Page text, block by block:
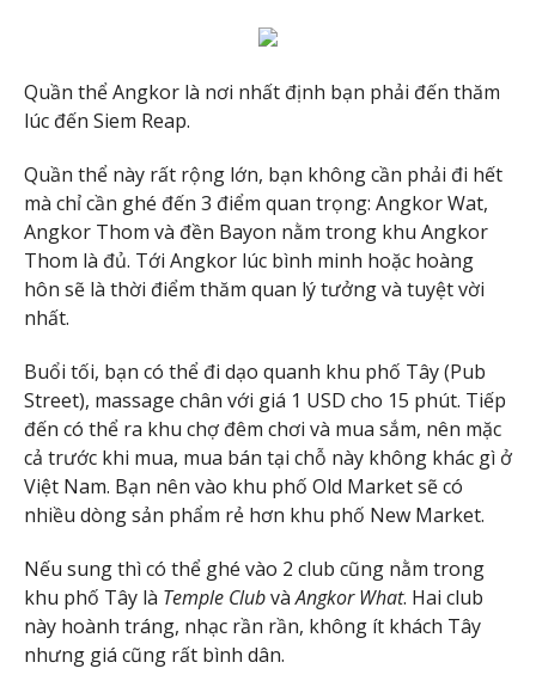
Quần thể Angkor là nơi nhất định bạn phải đến thăm
lúc đến Siem Reap.
Quần thể này rất rộng lớn, bạn không cần phải đi hết
mà chỉ cần ghé đến 3 điểm quan trọng: Angkor Wat,
Angkor Thom và đền Bayon nằm trong khu Angkor
Thom là đủ. Tới Angkor lúc bình minh hoặc hoàng
hôn sẽ là thời điểm thăm quan lý tưởng và tuyệt vời
nhất.
Buổi tối, bạn có thể đi dạo quanh khu phố Tây (Pub
Street), massage chân với giá 1 USD cho 15 phút. Tiếp
đến có thể ra khu chợ đêm chơi và mua sắm, nên mặc
cả trước khi mua, mua bán tại chỗ này không khác gì ở
Việt Nam. Bạn nên vào khu phố Old Market sẽ có
nhiều dòng sản phẩm rẻ hơn khu phố New Market.
Nếu sung thì có thể ghé vào 2 club cũng nằm trong
khu phố Tây là Temple ClubvàAngkor What. Hai club
này hoành tráng, nhạc rần rần, không ít khách Tây
nhưng giá cũng rất bình dân.